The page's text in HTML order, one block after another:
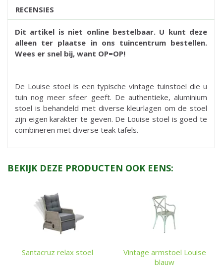
RECENSIES
Dit artikel is niet online bestelbaar. U kunt deze
alleen ter plaatse in ons tuincentrum bestellen.
Wees er snel bij, want OP=OP!
De Louise stoel is een typische vintage tuinstoel die u
tuin nog meer sfeer geeft. De authentieke, aluminium
stoel is behandeld met diverse kleurlagen om de stoel
zijn eigen karakter te geven. De Louise stoel is goed te
combineren met diverse teak tafels.
BEKIJK DEZE PRODUCTEN OOK EENS:
Santacruz relax stoel
Vintage armstoel Louise
blauw